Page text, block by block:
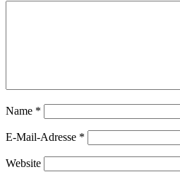
Name *
E-Mail-Adresse *
Website